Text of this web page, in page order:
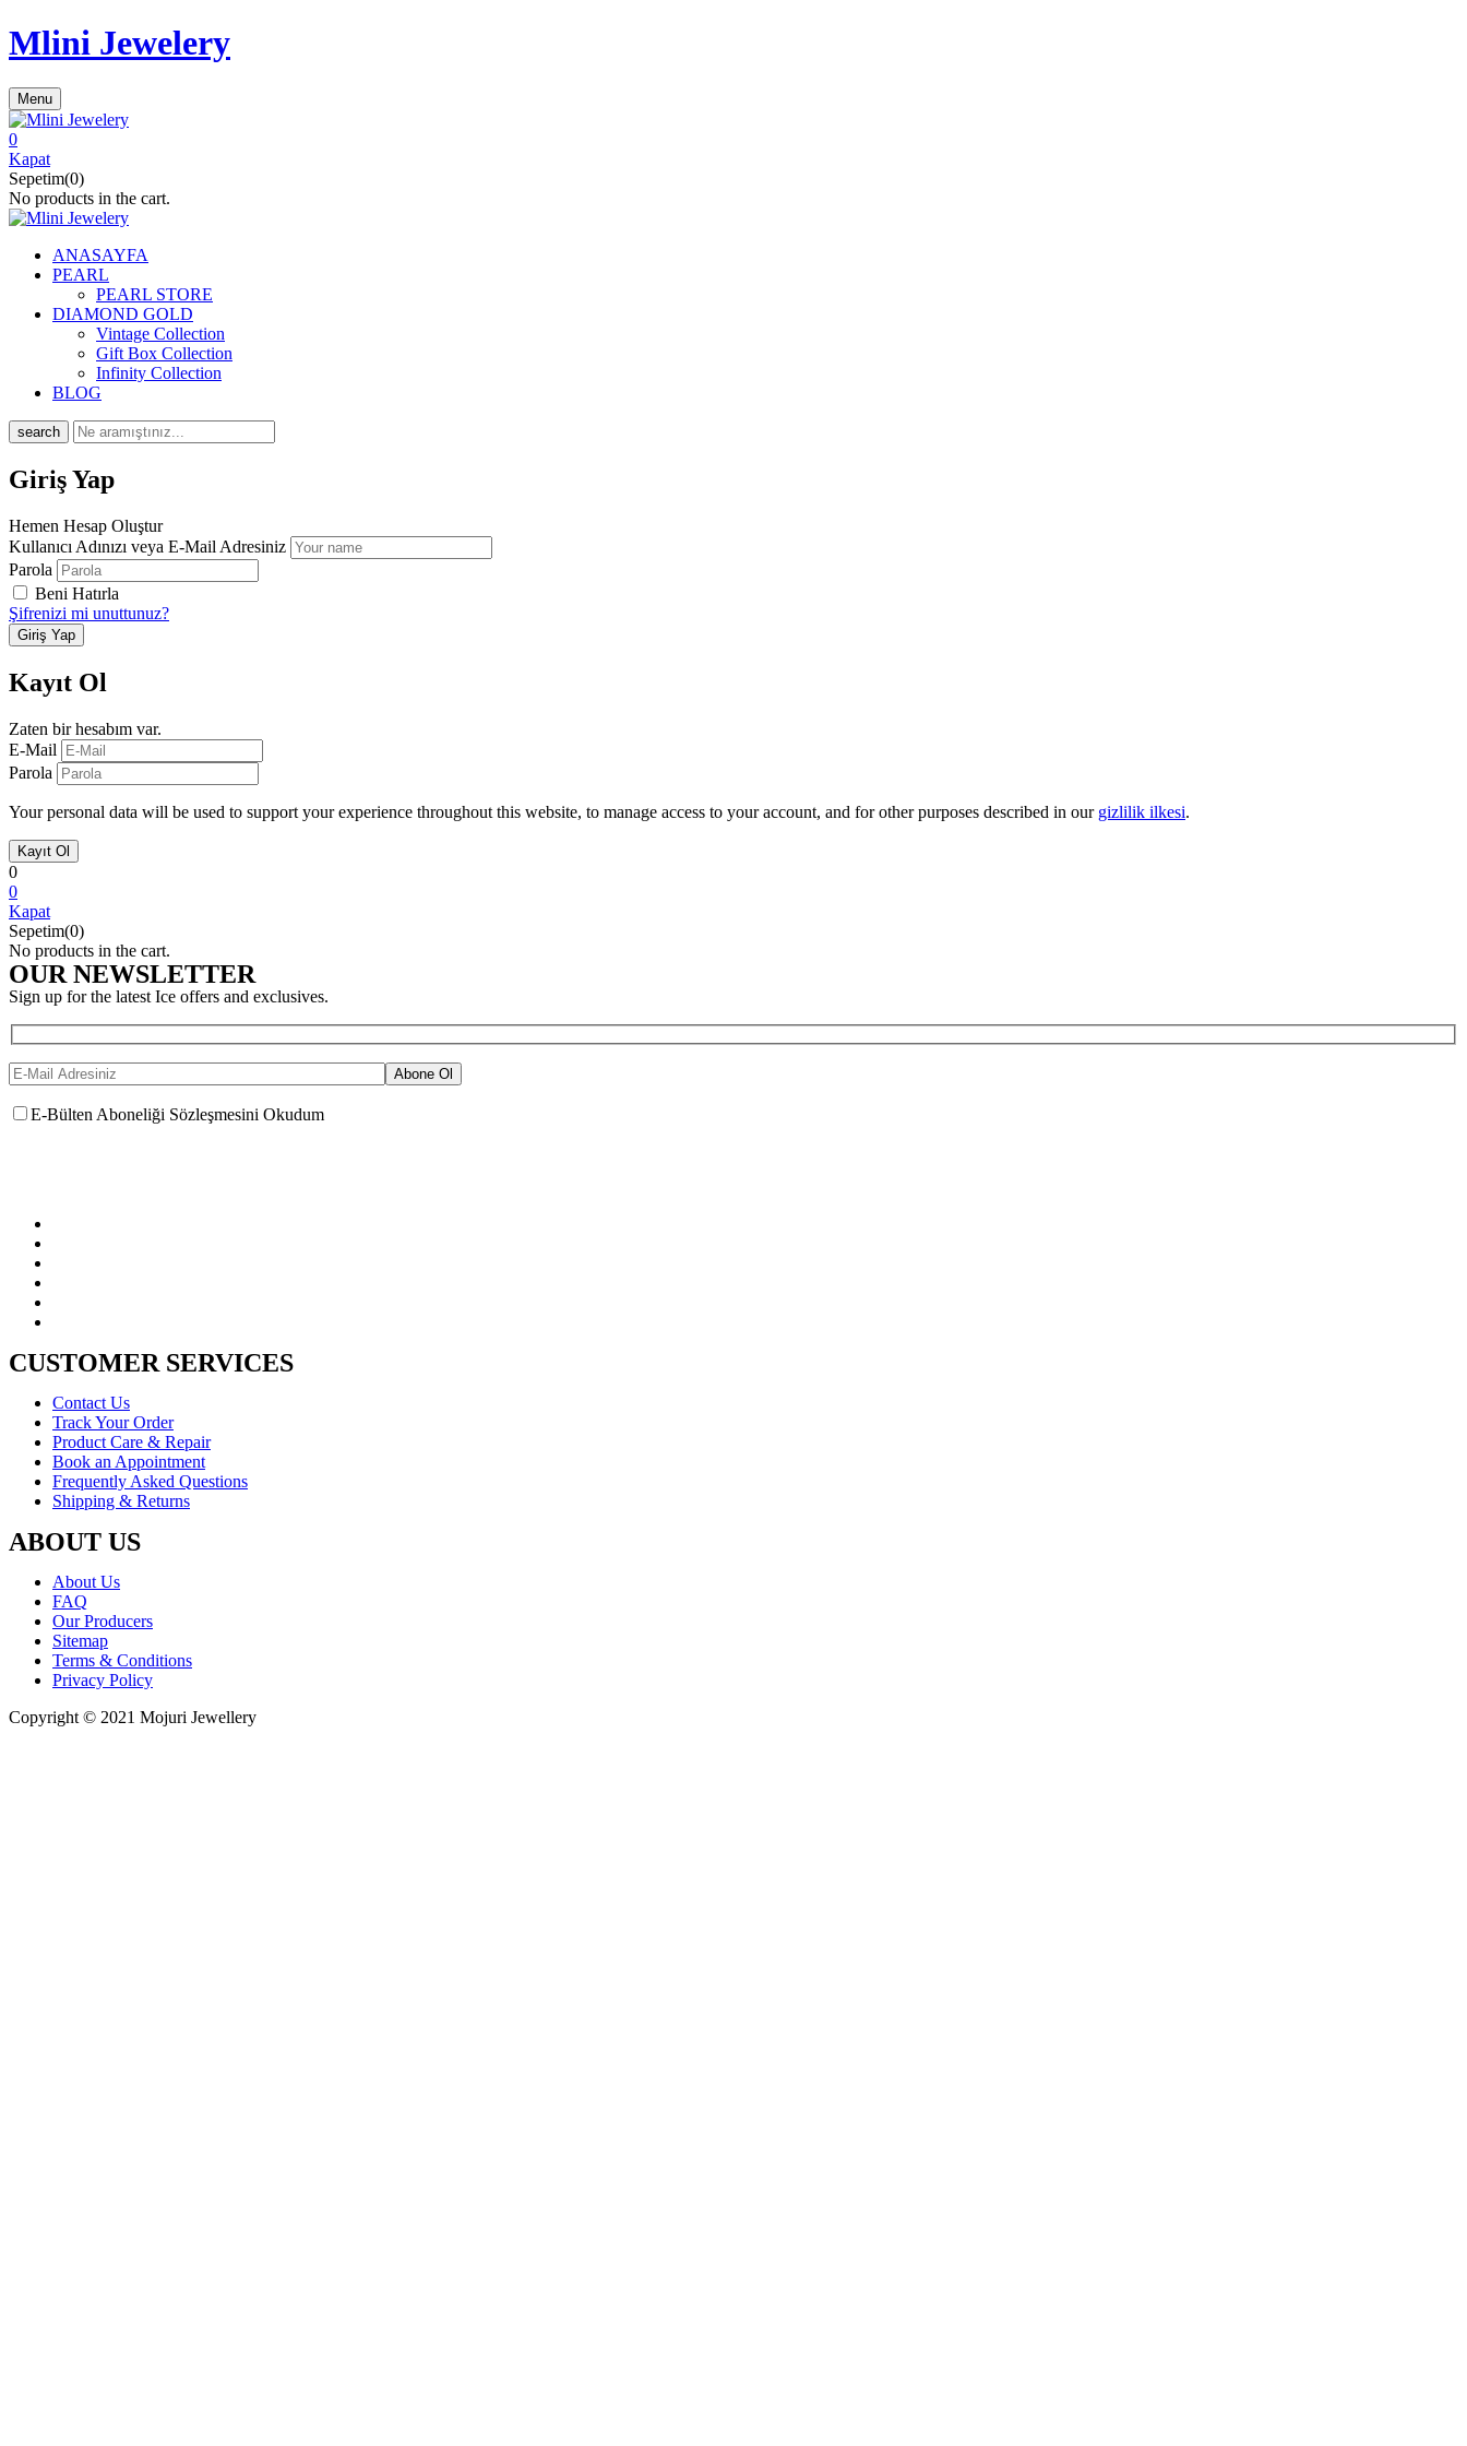
Mlini Jewelery
Menu
0
Kapat
Sepetim(0)
No products in the cart.
ANASAYFA
PEARL
PEARL STORE
DIAMOND GOLD
Vintage Collection
Gift Box Collection
Infinity Collection
BLOG
search
Giriş Yap
Hemen Hesap Oluştur
Kullanıcı Adınızı veya E-Mail Adresiniz
Parola
Beni Hatırla
Şifrenizi mi unuttunuz?
Kayıt Ol
Zaten bir hesabım var.
E-Mail
Parola
Your personal data will be used to support your experience throughout this website, to manage access to your account, and for other purposes described in our gizlilik ilkesi.
0
0
Kapat
Sepetim(0)
No products in the cart.
OUR NEWSLETTER
Sign up for the latest Ice offers and exclusives.
E-Bülten Aboneliği Sözleşmesini Okudum
CUSTOMER SERVICES
Contact Us
Track Your Order
Product Care & Repair
Book an Appointment
Frequently Asked Questions
Shipping & Returns
ABOUT US
About Us
FAQ
Our Producers
Sitemap
Terms & Conditions
Privacy Policy
Copyright © 2021 Mojuri Jewellery